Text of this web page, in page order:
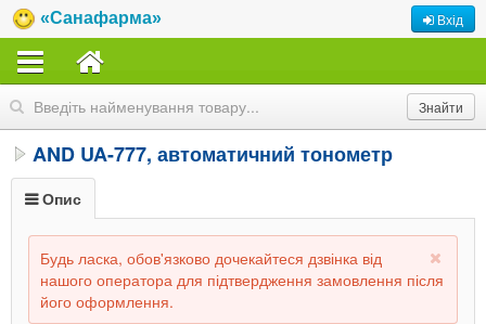
«Санафарма» Вхід
AND UA-777, автоматичний тонометр
Опис
Будь ласка, обов'язково дочекайтеся дзвінка від
нашого оператора для підтвердження замовлення після
його оформлення.